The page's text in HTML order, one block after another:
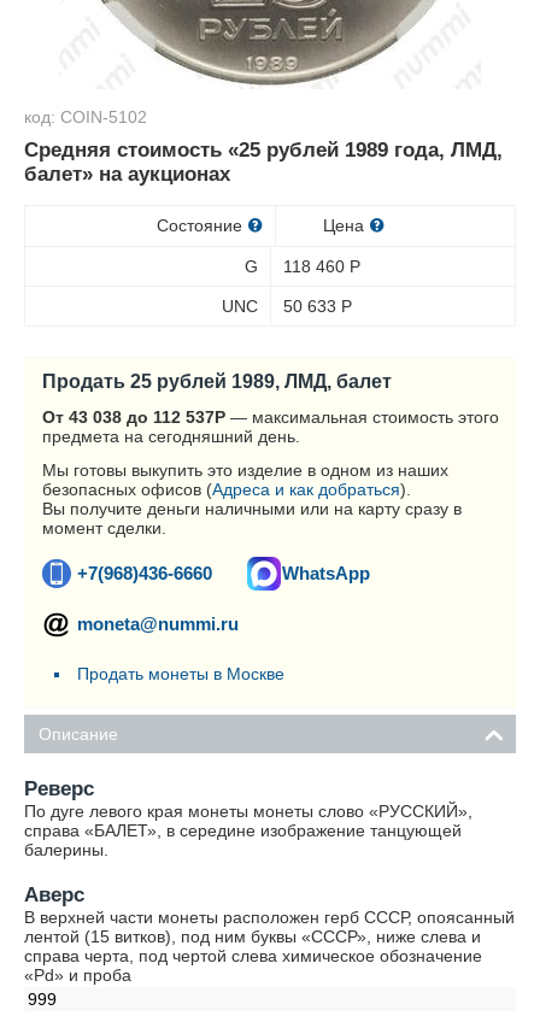
код: COIN-5102
Средняя стоимость «25 рублей 1989 года, ЛМД,
балет» на аукционах
Состояние Цена
G 118 460 Р
UNC 50 633 Р
Продать 25 рублей 1989, ЛМД, балет
От 43 038 до 112 537Р — максимальная стоимость этого
предмета на сегодняшний день.
Мы готовы выкупить это изделие в одном из наших
безопасных офисов (Адреса и как добраться).
Вы получите деньги наличными или на карту сразу в
момент сделки.
+7(968)436-6660 WhatsApp
moneta@nummi.ru
Продать монеты в Москве
Описание
Реверс
По дуге левого края монеты монеты слово «РУССКИЙ»,
справа «БАЛЕТ», в середине изображение танцующей
балерины.
Аверс
В верхней части монеты расположен герб СССР, опоясанный
лентой (15 витков), под ним буквы «СССР», ниже слева и
справа черта, под чертой слева химическое обозначение
«Pd» и проба
999